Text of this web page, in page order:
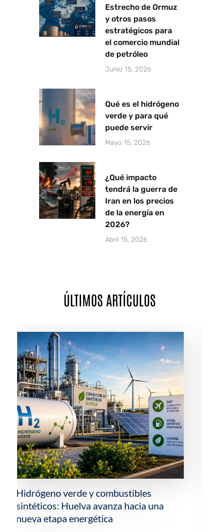
Estrecho de Ormuz
y otros pasos
estratégicos para
el comercio mundial
de petróleo
Junio 15, 2026
Qué es el hidrógeno
verde y para qué
puede servir
Mayo 15, 2026
¿Qué impacto
tendrá la guerra de
Iran en los precios
de la energía en
2026?
Abril 15, 2026
ÚLTIMOS ARTÍCULOS
La importancia del Estrecho de Ormuz y
otros pasos estratégicos para el
comercio mundial de petróleo